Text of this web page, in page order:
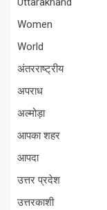
Women
World
अंतरराष्ट्रीय
अपराध
अल्मोड़ा
आपका शहर
आपदा
उत्तर प्रदेश
उत्तरकाशी